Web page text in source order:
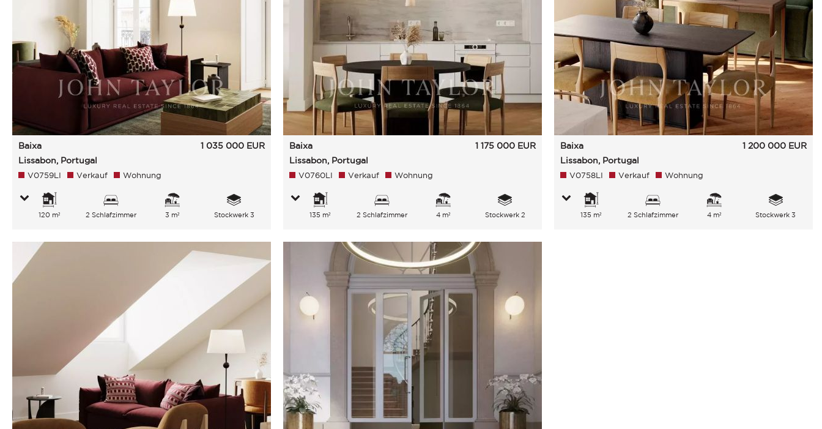
Baixa
Lissabon, Portugal
1 035 000 EUR
V0759LI Verkauf Wohnung
120 m² 2 Schlafzimmer 3 m² Stockwerk 3
Baixa
Lissabon, Portugal
1 175 000 EUR
V0760LI Verkauf Wohnung
135 m² 2 Schlafzimmer 4 m² Stockwerk 2
Baixa
Lissabon, Portugal
1 200 000 EUR
V0758LI Verkauf Wohnung
135 m² 2 Schlafzimmer 4 m² Stockwerk 3